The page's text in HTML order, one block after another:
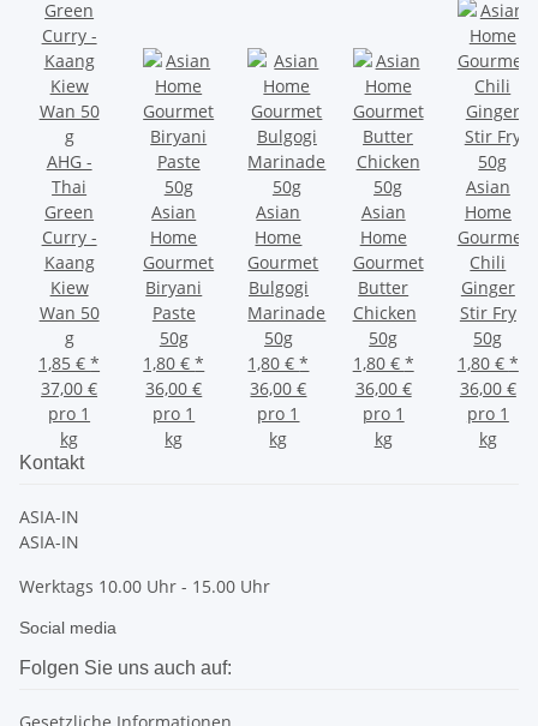
AHG -
Thai
Green
Curry -
Kaang
Kiew
Wan 50
g
1,85 €*
37,00 €
pro 1
kg
Asian
Home
Gourmet
Biryani
Paste
50g
1,80 €*
36,00 €
pro 1
kg
Asian
Home
Gourmet
Bulgogi
Marinade
50g
1,80 €*
36,00 €
pro 1
kg
Asian
Home
Gourmet
Butter
Chicken
50g
1,80 € *
36,00 €
pro 1
kg
Asian
Home
Gourmet
Chili
Ginger
Stir Fry
50g
1,80 € *
36,00 €
pro 1
kg
Kontakt
ASIA-IN
ASIA-IN
Werktags 10.00 Uhr - 15.00 Uhr
Social media
Folgen Sie uns auch auf: